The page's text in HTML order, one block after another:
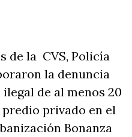
de la CVS, Policía
la denuncia
de al menos 20
privado en el
Bonanza